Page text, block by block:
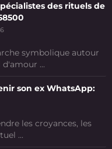
des rituels de
symbolique autour
...
son ex WhatsApp:
les croyances, les
...